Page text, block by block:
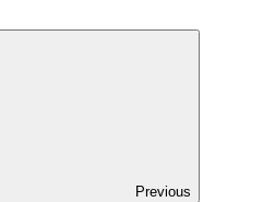
Previous